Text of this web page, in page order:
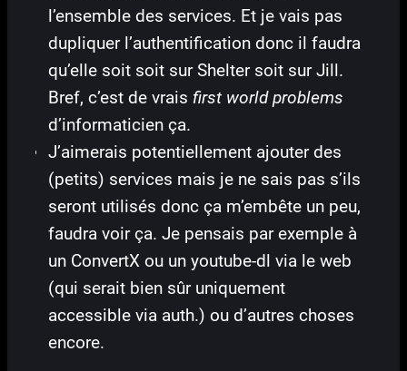
l’ensemble des services. Et je vais pas
dupliquer l’authentification donc il faudra
qu’elle soit soit sur Shelter soit sur Jill.
Bref, c’est de vrais first world problems
d’informaticien ça.
J’aimerais potentiellement ajouter des
(petits) services mais je ne sais pas s’ils
seront utilisés donc ça m’embête un peu,
faudra voir ça. Je pensais par exemple à
un ConvertX ou un youtube-dl via le web
(qui serait bien sûr uniquement
accessible via auth.) ou d’autres choses
encore.